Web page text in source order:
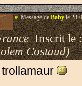
#.Message deBabyle 28-
Inscrit le
Costaud)